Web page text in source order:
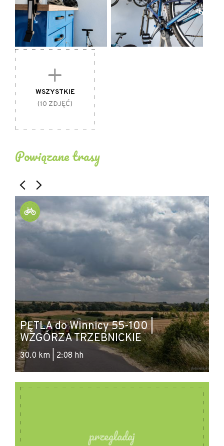
WSZYSTKIE
(10 ZDJĘĆ)
Powiązane trasy
PĘTLA do Winnicy 55-100 |
WZGÓRZA TRZEBNICKIE
30.0 km | 2:08 hh
przegladaj